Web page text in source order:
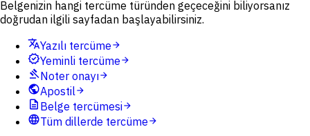
Belgenizin hangi tercüme türünden geçeceğini biliyorsanız
doğrudan ilgili sayfadan başlayabilirsiniz.
translateYazılı tercümearrow_forward
verifiedYeminli tercümearrow_forward
gavelNoter onayıarrow_forward
publicApostilarrow_forward
description Belge tercümesiarrow_forward
languageTüm dillerde tercümearrow_forward